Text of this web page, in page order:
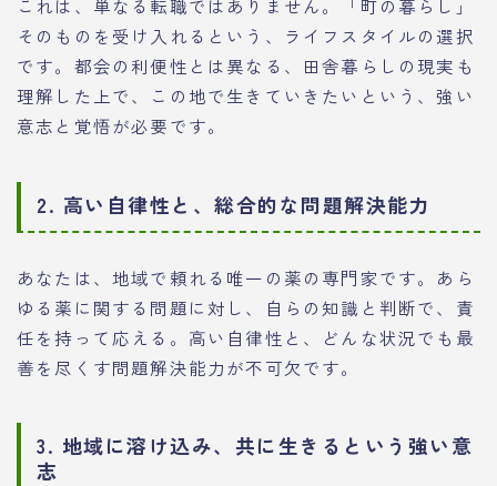
これは、単なる転職ではありません。「町の暮らし」
そのものを受け入れるという、ライフスタイルの選択
です。都会の利便性とは異なる、田舎暮らしの現実も
理解した上で、この地で生きていきたいという、強い
意志と覚悟が必要です。
2. 高い自律性と、総合的な問題解決能力
あなたは、地域で頼れる唯一の薬の専門家です。あら
ゆる薬に関する問題に対し、自らの知識と判断で、責
任を持って応える。高い自律性と、どんな状況でも最
善を尽くす問題解決能力が不可欠です。
3. 地域に溶け込み、共に生きるという強い意
志